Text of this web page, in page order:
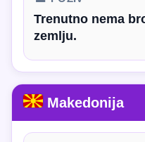
Trenutno nema
zemlju.
Makedonija